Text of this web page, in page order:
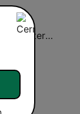
CNN International